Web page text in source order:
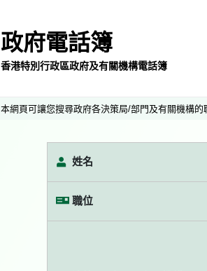
政府電話簿
香港特別行政區政府及有關機構電話簿
本網頁可讓您搜尋政府各決策局/部門及有關機構的
姓名
職位